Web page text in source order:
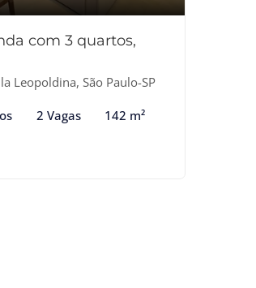
com 3 quartos,
Leopoldina, São Paulo-SP
2 Vagas 142 m²